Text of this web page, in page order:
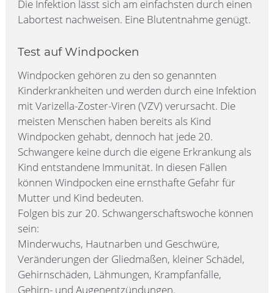
Die Infektion lässt sich am einfachsten durch einen
Labortest nachweisen. Eine Blutentnahme genügt.
Test auf Windpocken
Windpocken gehören zu den so genannten
Kinderkrankheiten und werden durch eine Infektion
mit Varizella-Zoster-Viren (VZV) verursacht. Die
meisten Menschen haben bereits als Kind
Windpocken gehabt, dennoch hat jede 20.
Schwangere keine durch die eigene Erkrankung als
Kind entstandene Immunität. In diesen Fällen
können Windpocken eine ernsthafte Gefahr für
Mutter und Kind bedeuten.
Folgen bis zur 20. Schwangerschaftswoche können
sein:
Minderwuchs, Hautnarben und Geschwüre,
Veränderungen der Gliedmaßen, kleiner Schädel,
Gehirnschäden, Lähmungen, Krampfanfälle,
Gehirn- und Augenentzündungen.